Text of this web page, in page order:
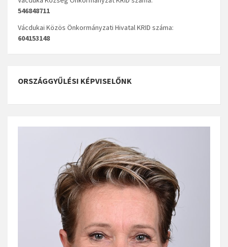
546848711
Vácdukai Közös Önkormányzati Hivatal KRID száma:
604153148
ORSZÁGGYŰLÉSI KÉPVISELŐNK